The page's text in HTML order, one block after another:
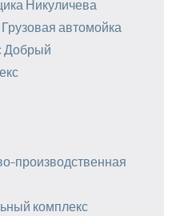
Никуличева
автомойка
Добрый
производственная
комплекс